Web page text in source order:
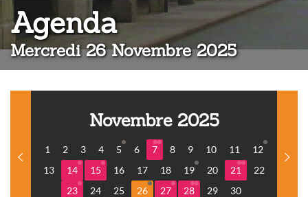
Agenda:
Mercredi 26 Novembre 2025
Novembre 2025
1 2 3 4 5 6 7 8 9 10 11
12
13
14 15 16 17 18 19 20 21
22
23
24 25 26 27 28 29 30